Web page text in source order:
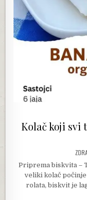
Kolač koji svi
Priprema biskvita –
veliki kolač
rolata, biskvit je